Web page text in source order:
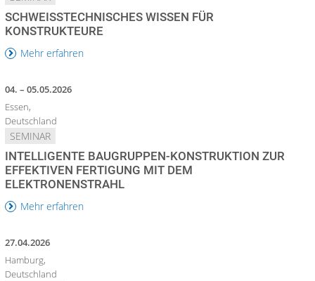
SCHWEISSTECHNISCHES WISSEN FÜR K
ONSTRUKTEURE
Mehr erfahren
04. – 05.05.2026
Essen,
Deutschland
SEMINAR
INTELLIGENTE BAUGRUPPEN-KONSTRUKTION ZUR
EFFEKTIVEN FERTIGUNG MIT DEM
ELEKTRONENSTRAHL
Mehr erfahren
27.04.2026
Hamburg,
Deutschland